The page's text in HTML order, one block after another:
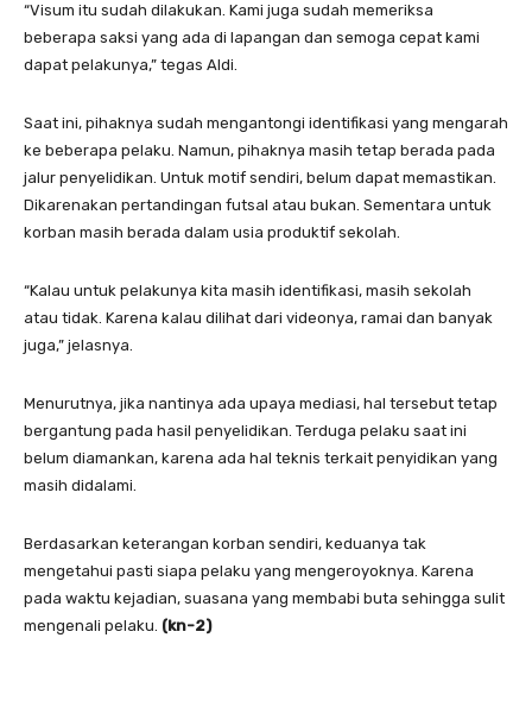
“Visum itu sudah dilakukan. Kami juga sudah memeriksa
beberapa saksi yang ada di lapangan dan semoga cepat kami
dapat pelakunya,” tegas Aldi.
Saat ini, pihaknya sudah mengantongi identifikasi yang mengarah
ke beberapa pelaku. Namun, pihaknya masih tetap berada pada
jalur penyelidikan. Untuk motif sendiri, belum dapat memastikan.
Dikarenakan pertandingan futsal atau bukan. Sementara untuk
korban masih berada dalam usia produktif sekolah.
“Kalau untuk pelakunya kita masih identifikasi, masih sekolah
atau tidak. Karena kalau dilihat dari videonya, ramai dan banyak
juga,” jelasnya.
Menurutnya, jika nantinya ada upaya mediasi, hal tersebut tetap
bergantung pada hasil penyelidikan. Terduga pelaku saat ini
belum diamankan, karena ada hal teknis terkait penyidikan yang
masih didalami.
Berdasarkan keterangan korban sendiri, keduanya tak
mengetahui pasti siapa pelaku yang mengeroyoknya. Karena
pada waktu kejadian, suasana yang membabi buta sehingga sulit
mengenali pelaku. (kn-2)